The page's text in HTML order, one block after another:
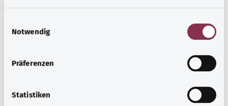
Notwendig
Präferenzen
Statistiken
السكري من النوع الثاني
في حالة المرضى المصابين بالسكري من النوع الثاني، يرتفع